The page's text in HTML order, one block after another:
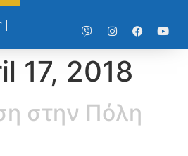
17, 2018
στην Πόλη